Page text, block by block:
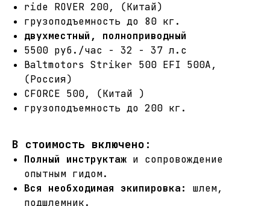
ride ROVER 200, (Китай)
грузоподъемность до 80 кг.
двухместный, полноприводный
5500 руб./час - 32 - 37 л.с
Baltmotors Striker 500 EFI 500A,
(Россия)
CFORCE 500, (Китай )
грузоподъемность до 200 кг.
В стоимость включено:
Полный инструктаж и сопровождение
опытным гидом.
Вся необходимая экипировка: шлем,
подшлемник.